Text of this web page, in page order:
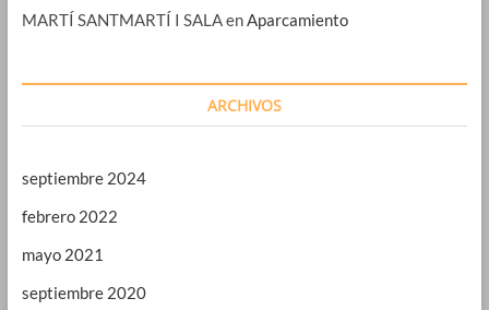
MARTÍ SANTMARTÍ I SALAen Aparcamiento
ARCHIVOS
septiembre 2024
febrero 2022
mayo 2021
septiembre 2020